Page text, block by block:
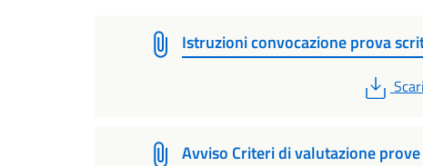
Istruzioni convocazione prova
PDF
Avviso Criteri di valutazione prove